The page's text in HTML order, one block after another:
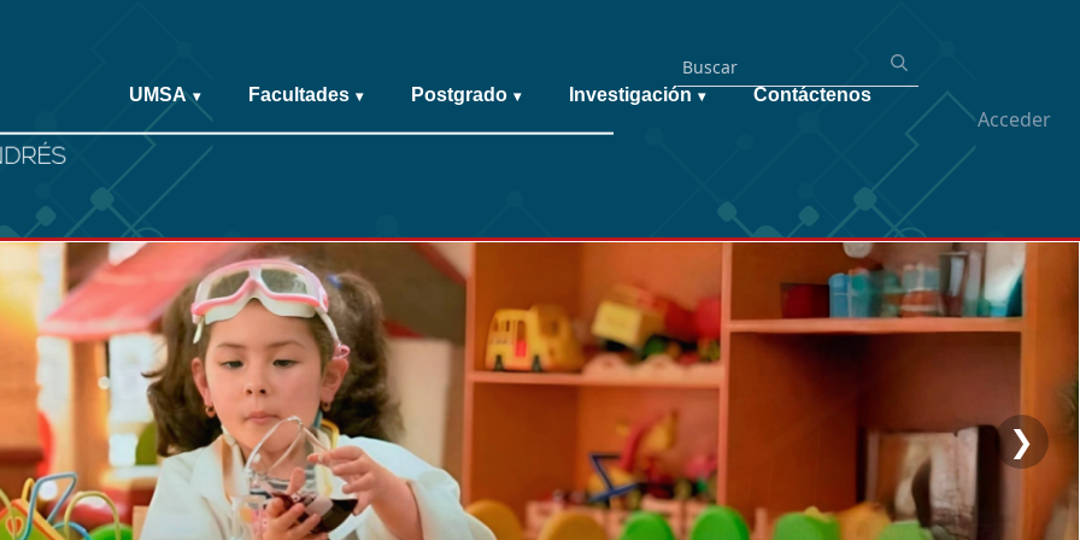
Acceder
UMSA ▾ Facultades ▾ Postgrado ▾ Investigación ▾ Contáctenos
❯